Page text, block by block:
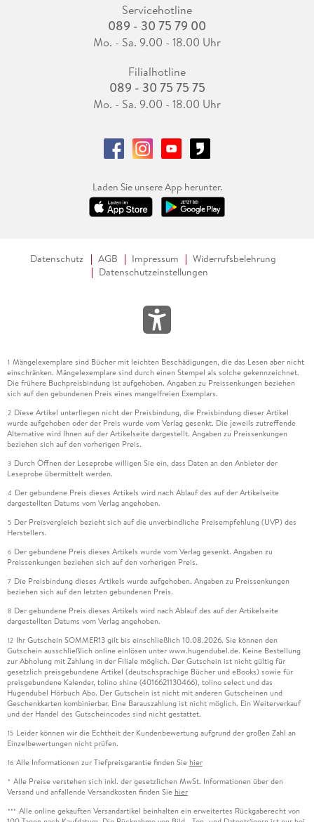
Servicehotline
089 - 30 75 79 00
Mo. - Sa. 9.00 - 18.00 Uhr
Filialhotline
089 - 30 75 75 75
Mo. - Sa. 9.00 - 18.00 Uhr
Laden Sie unsere App herunter.
Datenschutz AGB Impressum
Widerrufsbelehrung
Datenschutzeinstellungen
1 Mängelexemplare sind Bücher mit leichten Beschädigungen, die das Lesen aber nicht
einschränken. Mängelexemplare sind durch einen Stempel als solche gekennzeichnet.
Die frühere Buchpreisbindung ist aufgehoben. Angaben zu Preissenkungen beziehen
sich auf den gebundenen Preis eines mangelfreien Exemplars.
2 Diese Artikel unterliegen nicht der Preisbindung, die Preisbindung dieser Artikel
wurde aufgehoben oder der Preis wurde vom Verlag gesenkt. Die jeweils zutreffende
Alternative wird Ihnen auf der Artikelseite dargestellt. Angaben zu Preissenkungen
beziehen sich auf den vorherigen Preis.
3 Durch Öffnen der Leseprobe willigen Sie ein, dass Daten an den Anbieter der
Leseprobe übermittelt werden.
4 Der gebundene Preis dieses Artikels wird nach Ablauf des auf der Artikelseite
dargestellten Datums vom Verlag angehoben.
5 Der Preisvergleich bezieht sich auf die unverbindliche Preisempfehlung (UVP) des
Herstellers.
6 Der gebundene Preis dieses Artikels wurde vom Verlag gesenkt. Angaben zu
Preissenkungen beziehen sich auf den vorherigen Preis.
7 Die Preisbindung dieses Artikels wurde aufgehoben. Angaben zu Preissenkungen
beziehen sich auf den letzten gebundenen Preis.
8 Der gebundene Preis dieses Artikels wird nach Ablauf des auf der Artikelseite
dargestellten Datums vom Verlag angehoben.
12 Ihr Gutschein SOMMER13 gilt bis einschließlich 10.08.2026. Sie können den
Gutschein ausschließlich online einlösen unter www.hugendubel.de. Keine Bestellung
zur Abholung mit Zahlung in der Filiale möglich. Der Gutschein ist nicht gültig für
gesetzlich preisgebundene Artikel (deutschsprachige Bücher und eBooks) sowie für
preisgebundene Kalender, tolino shine (4016621130466), tolino select und das
Hugendubel Hörbuch Abo. Der Gutschein ist nicht mit anderen Gutscheinen und
Geschenkkarten kombinierbar. Eine Barauszahlung ist nicht möglich. Ein Weiterverkauf
und der Handel des Gutscheincodes sind nicht gestattet.
15 Leider können wir die Echtheit der Kundenbewertung aufgrund der großen Zahl an
Einzelbewertungen nicht prüfen.
16 Alle Informationen zur Tiefpreisgarantie finden Sie hier
* Alle Preise verstehen sich inkl. der gesetzlichen MwSt. Informationen über den
Versand und anfallende Versandkosten finden Sie hier
*** Alle online gekauften Versandartikel beinhalten ein erweitertes Rückgaberecht von